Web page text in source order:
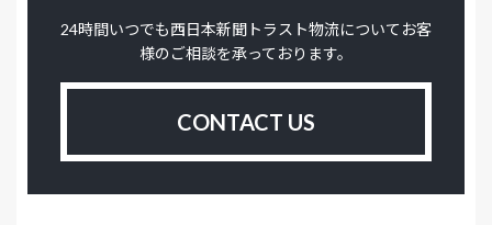
24時間いつでも西日本新聞トラスト物流についてお客
様のご相談を承っております。
CONTACT US